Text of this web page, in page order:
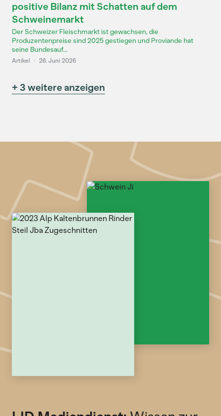
positive Bilanz mit Schatten auf dem
Schweinemarkt
Der Schweizer Fleischmarkt ist gewachsen, die
Produzentenpreise sind 2025 gestiegen und Proviande hat
seine Bundesauf...
Artikel · 26. Juni 2026
+ 3 weitere anzeigen